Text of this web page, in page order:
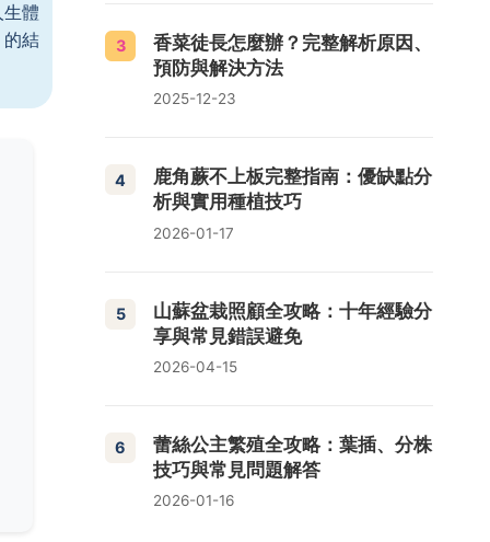
體
的結
3
香菜徒長怎麼辦？完整解析原因、
預防與解決方法
2025-12-23
4
鹿角蕨不上板完整指南：優缺點分
析與實用種植技巧
2026-01-17
5
山蘇盆栽照顧全攻略：十年經驗分
享與常見錯誤避免
2026-04-15
6
蕾絲公主繁殖全攻略：葉插、分株
技巧與常見問題解答
2026-01-16